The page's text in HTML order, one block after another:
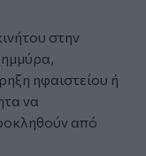
στην
ηφαιστείου ή
να
από